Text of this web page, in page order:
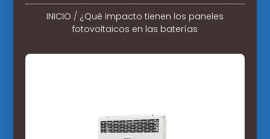
INICIO / ¿Qué impacto tienen los paneles
fotovoltaicos en las baterías